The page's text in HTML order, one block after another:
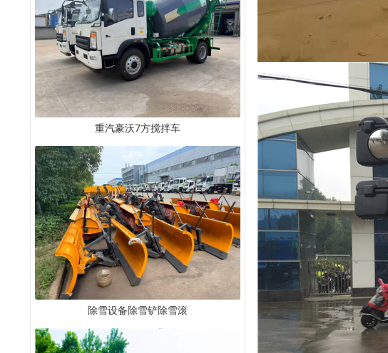
重汽豪沃7方搅拌车
除雪设备除雪铲除雪滚